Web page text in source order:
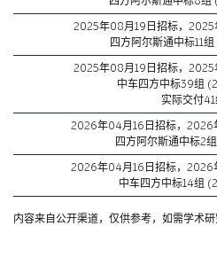
2025年08月19日招标，2025
四方阿尔斯通中标11组
2025年08月19日招标，2025
中车四方中标39组
实际交付41
2026年04月16日招标，2026
四方阿尔斯通中标2组
2026年04月16日招标，2026
中车四方中标14组
内容来自公开渠道，仅供参考，如需学术研